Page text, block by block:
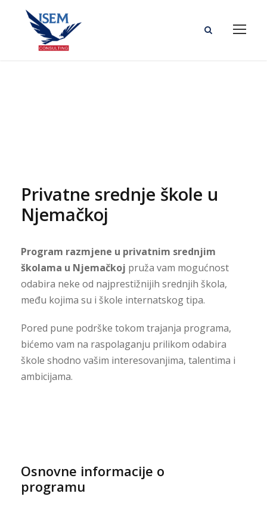
Privatne srednje škole u
Njemačkoj
Program razmjene u privatnim srednjim
školama u Njemačkoj pruža vam mogućnost
odabira neke od najprestižnijih srednjih škola,
među kojima su i škole internatskog tipa.
Pored pune podrške tokom trajanja programa,
bićemo vam na raspolaganju prilikom odabira
škole shodno vašim interesovanjima, talentima i
ambicijama.
Osnovne informacije o
programu